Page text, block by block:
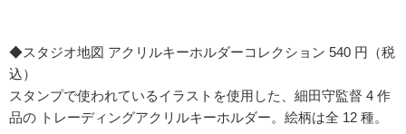
◆スタジオ地図 アクリルキーホルダーコレクション 540 円（税
込）
スタンプで使われているイラストを使用した、細田守監督 4 作
品の トレーディングアクリルキーホルダー。絵柄は全 12 種。